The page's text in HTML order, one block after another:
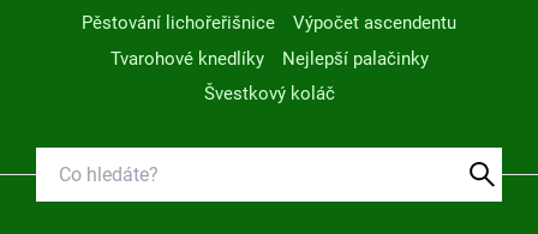
Pěstování lichořeřišnice
Výpočet ascendentu
Tvarohové knedlíky
Nejlepší palačinky
Švestkový koláč